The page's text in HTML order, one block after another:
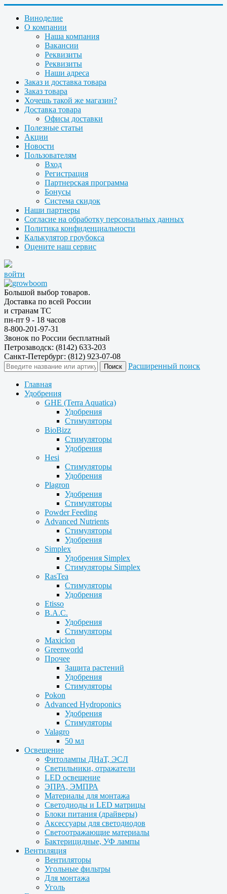
Виноделие
О компании
Наша компания
Вакансии
Реквизиты
Реквизиты
Наши адреса
Заказ и доставка товара
Заказ товара
Хочешь такой же магазин?
Доставка товара
Офисы доставки
Полезные статьи
Акции
Новости
Пользователям
Вход
Регистрация
Партнерская программа
Бонусы
Система скидок
Наши партнеры
Согласие на обработку персональных данных
Политика конфиденциальности
Калькулятор гроубокса
Оцените наш сервис
войти
Большой выбор товаров.
Доставка по всей России
и странам ТС
пн-пт 9 - 18 часов
8-800-201-97-31
Звонок по России бесплатный
Петрозаводск: (8142) 633-203
Санкт-Петербург: (812) 923-07-08
Расширенный поиск
Главная
Удобрения
GHE (Terra Aquatica)
Удобрения
Стимуляторы
BioBizz
Стимуляторы
Удобрения
Hesi
Стимуляторы
Удобрения
Plagron
Удобрения
Стимуляторы
Powder Feeding
Advanced Nutrients
Стимуляторы
Удобрения
Simplex
Удобрения Simplex
Стимуляторы Simplex
RasTea
Стимуляторы
Удобрения
Etisso
B.A.C.
Удобрения
Стимуляторы
Maxiclon
Greenworld
Прочее
Защита растений
Удобрения
Стимуляторы
Pokon
Advanced Hydroponics
Удобрения
Стимуляторы
Valagro
50 мл
Освещение
Фитолампы ДНаТ, ЭСЛ
Светильники, отражатели
LED освещение
ЭПРА, ЭМПРА
Материалы для монтажа
Светодиоды и LED матрицы
Блоки питания (драйверы)
Аксессуары для светодиодов
Светоотражающие материалы
Бактерицидные, УФ лампы
Вентиляция
Вентиляторы
Угольные фильтры
Для монтажа
Уголь